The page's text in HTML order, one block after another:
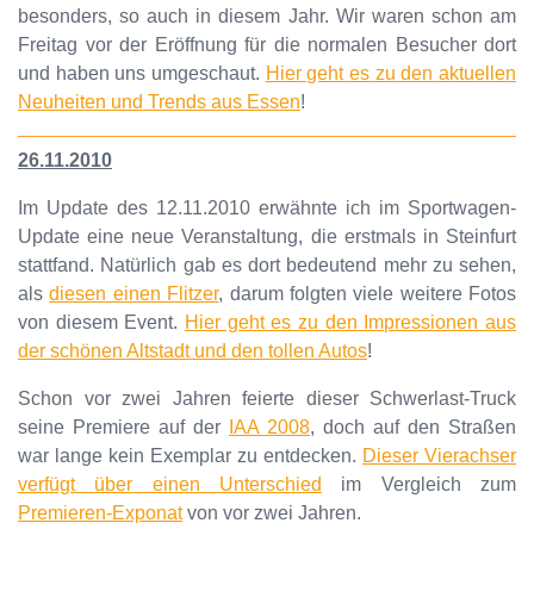
besonders, so auch in diesem Jahr. Wir waren schon am
Freitag vor der Eröffnung für die normalen Besucher dort
und haben uns umgeschaut. Hier geht es zu den aktuellen
Neuheiten und Trends aus Essen!
26.11.2010
Im Update des 12.11.2010 erwähnte ich im Sportwagen-
Update eine neue Veranstaltung, die erstmals in Steinfurt
stattfand. Natürlich gab es dort bedeutend mehr zu sehen,
alsdiesen einen Flitzer, darum folgten viele weitere Fotos
von diesem Event. Hier geht es zu den Impressionen aus
der schönen Altstadt und den tollen Autos!
Schon vor zwei Jahren feierte dieser Schwerlast-Truck
seine Premiere auf der
IAA 2008, doch auf den Straßen
war lange kein Exemplar zu entdecken. Dieser Vierachser
verfügt über einen Unterschied
im Vergleich zum
Premieren-Exponatvon vor zwei Jahren.